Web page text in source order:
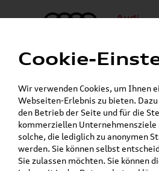
Menü
24h-Pannenhilfe:+49 (0)171 / 870 72
Öffnet in 3 Stunden, 56 Minuten
Verkauf:
Mo. - Fr. 08:00 - 19:00 Uhr Sa.
Service:Mo. - Fr. 06:00 - 20:00 Uhr Sa.
Cookie-
Wir verwenden Cookies, um Ihnen
Webseiten-Erlebnis zu bieten.
den Betrieb der Seite und für die
kommerziellen Unternehmensziele
solche, die lediglich zu anonymen
werden. Sie können selbst
Sie zulassen möchten. Sie können